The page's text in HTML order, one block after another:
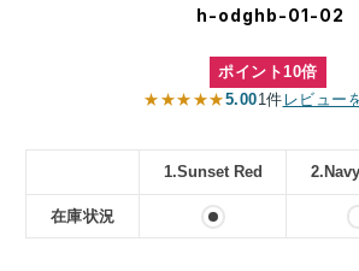
h-odghb-01-02
ポイント10倍
★★★★★5.001件 レビュー
在庫状況
1.Sunset Red